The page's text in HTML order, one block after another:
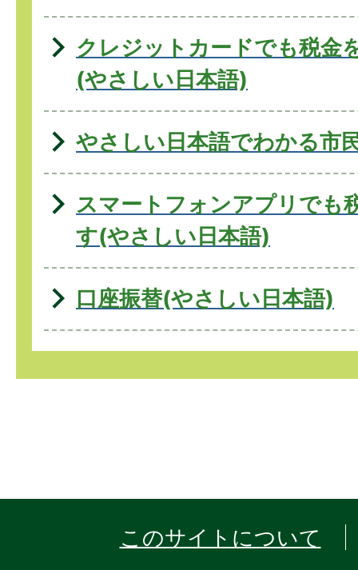
クレジットカードでも税金
(やさしい日本語)
やさしい日本語でわかる市
スマートフォンアプリでも
す(やさしい日本語)
口座振替(やさしい日本語)
このサイトについて